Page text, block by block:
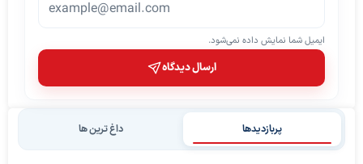
ایمیل شما نمایش داده نمی‌شود.
ارسال دیدگاه
پربازدیدها داغ ترین ها